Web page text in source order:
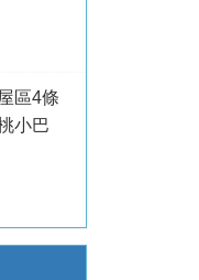
區4條
小巴